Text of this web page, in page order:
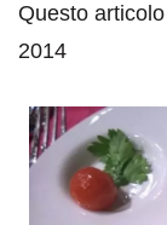
Questo
2014